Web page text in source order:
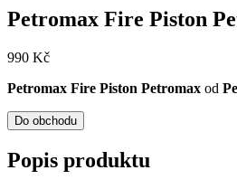
Petromax Fire Piston
990 Kč
Petromax Fire Piston Petromax od
Do obchodu
Popis produktu